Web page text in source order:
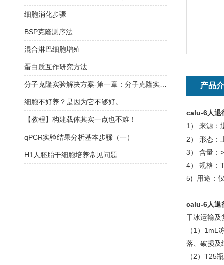
产品
calu-6人退
1） 来源：
2） 形态：
3） 含量：
4） 规格：
5) 用途：
calu-6人退
干冰运输及
（1）1mL
落、破损及
（2）T25
细胞消化步骤
BSP克隆测序法
混合淋巴细胞增殖
蛋白质互作研究方法
细胞不好养？是因为它不够好。
【教程】构建载体其实一点也不难！
qPCR实验结果分析基本步骤（一）
H1人胚胎干细胞培养常见问题